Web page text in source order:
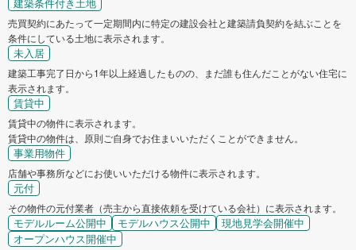
建築条件付き土地
売買契約にあたって一定期間内に特定の建設会社と建築請負契約を結ぶことを
条件にしている土地に表示されます。
未入居
建築工事完了日から1年以上経過したものの、まだ誰も住んだことがない住宅に
表示されます。
賃貸中
賃貸中の物件に表示されます。
賃貸中の物件は、原則ご自身でお住まいいただくことができません。
事業用物件
店舗や事務所などにお使いいただける物件に表示されます。
元付
その物件の元付業者（売主から直接依頼を受けている会社）に表示されます。
モデルルーム公開中 モデルハウス公開中
現地見学会開催中
オープンハウス開催中